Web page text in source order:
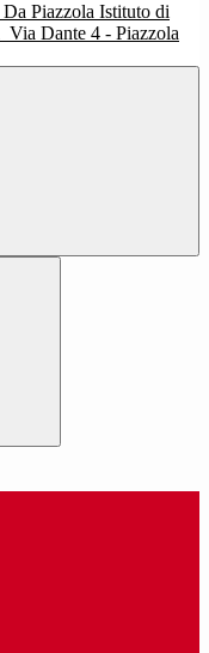
Istituto di
Via Dante 4 - Piazzola